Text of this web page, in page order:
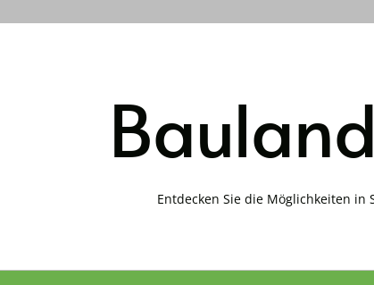
Entdecken Sie die Möglichkeiten